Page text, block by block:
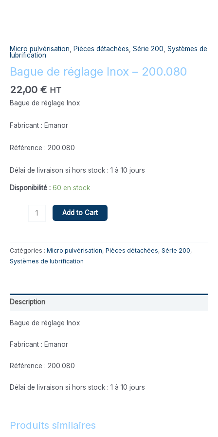
Micro pulvérisation Pièces détachées Série 200 Systèmes de
lubrification
Bague de réglage Inox – 200.080
22,00 € HT
Bague de réglage Inox
Fabricant : Emanor
Référence : 200.080
Délai de livraison si hors stock : 1 à 10 jours
Disponibilité : 60 en stock
Add to Cart
Catégories : Micro pulvérisation, Pièces détachées, Série 200,
Systèmes de lubrification
Description
Bague de réglage Inox
Fabricant : Emanor
Référence : 200.080
Délai de livraison si hors stock : 1 à 10 jours
Produits similaires